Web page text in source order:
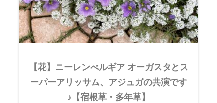
【花】ニーレンべルギア オーガスタとス
ーパーアリッサム、アジュガの共演です
♪【宿根草・多年草】